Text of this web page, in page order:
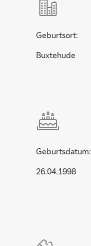
Geburtsort:
Buxtehude
Geburtsdatum:
26.04.1998